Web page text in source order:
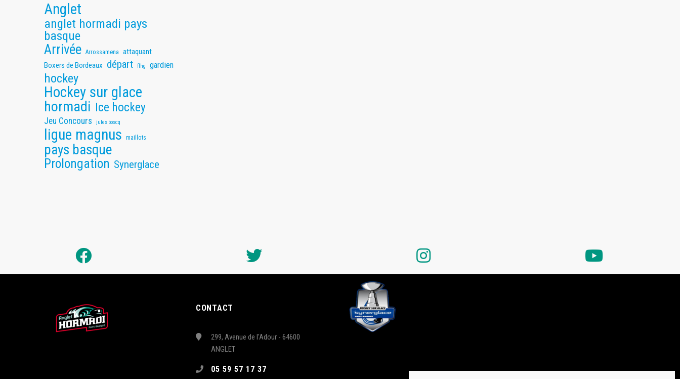
Anglet
anglet hormadi pays
basque
Arrivée Arrossamena attaquant
Boxers de Bordeaux départ ffhg gardien
hockey
Hockey sur glace
hormadi Ice hockey
Jeu Concours jules boscq
ligue magnus maillots
pays basque
Prolongation Synerglace
CONTACT
299, Avenue de l'Adour - 64600
ANGLET
05 59 57 17 37